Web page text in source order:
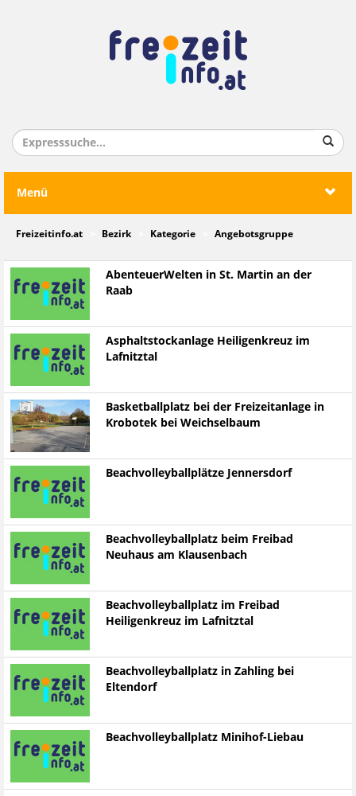
Menü
Freizeitinfo.at Bezirk Kategorie Angebotsgruppe
AbenteuerWelten in St. Martin an der
Raab
Asphaltstockanlage Heiligenkreuz im
Lafnitztal
Basketballplatz bei der Freizeitanlage in
Krobotek bei Weichselbaum
Beachvolleyballplätze Jennersdorf
Beachvolleyballplatz beim Freibad
Neuhaus am Klausenbach
Beachvolleyballplatz im Freibad
Heiligenkreuz im Lafnitztal
Beachvolleyballplatz in Zahling bei
Eltendorf
Beachvolleyballplatz Minihof-Liebau